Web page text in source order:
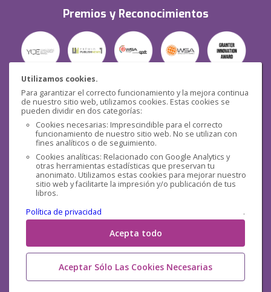
Utilizamos cookies.
Para garantizar el correcto funcionamiento y la mejora continua
de nuestro sitio web, utilizamos cookies. Estas cookies se
pueden dividir en dos categorías:
Cookies necesarias: Imprescindible para el correcto
funcionamiento de nuestro sitio web. No se utilizan con
fines analíticos o de seguimiento.
Cookies analíticas: Relacionado con Google Analytics y
otras herramientas estadísticas que preservan tu
anonimato. Utilizamos estas cookies para mejorar nuestro
sitio web y facilitarte la impresión y/o publicación de tus
libros.
Política de privacidad
.
Acepta todo
Aceptar Sólo Las Cookies Necesarias
Premios y Reconocimientos
Seguridad
Redes sociales